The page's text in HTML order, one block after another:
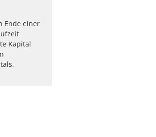
Ende einer
Kapital